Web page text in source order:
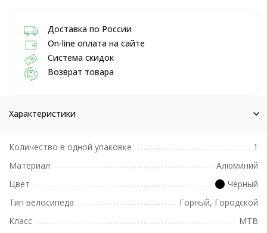
Доставка по России
On-line оплата на сайте
Система скидок
Возврат товара
Характеристики
Количество в одной упаковке
1
Материал
Алюминий
Цвет
Черный
Тип велосипеда
Горный, Городской
Класс
MTB